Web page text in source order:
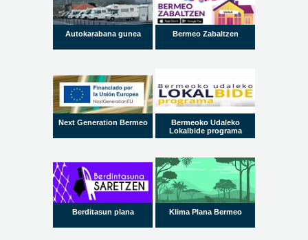
Autokarabana gunea Bermeo Zabaltzen
Next Generation Bermeo
Bermeoko Udaleko
Lokalbide programa
Berditasun plana Klima Plana Bermeo